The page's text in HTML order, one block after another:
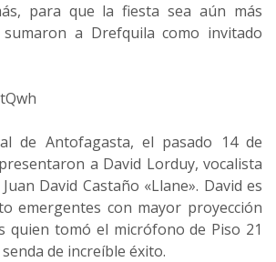
para que la fiesta sea aún más
a Drefquila como invitado
de Antofagasta, el pasado 14 de
a David Lorduy, vocalista
David Castaño «Llane». David es
emergentes con mayor proyección
quien tomó el micrófono de Piso 21
de increíble éxito.